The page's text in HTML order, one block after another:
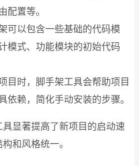
配置等。
可以包含一些基础的代码模
模式、功能模块的初始代码
目时，脚手架工具会帮助项目
依赖，简化手动安装的步骤。
显著提高了新项目的启动速
和风格统一。